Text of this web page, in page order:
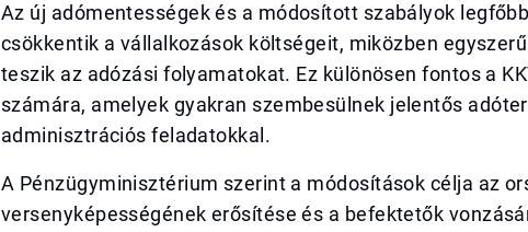
Az új adómentességek és a módosított szabályok
csökkentik a vállalkozások költségeit, miközben
teszik az adózási folyamatokat. Ez különösen fontos a
számára, amelyek gyakran szembesülnek jelentős
adminisztrációs feladatokkal.
A Pénzügyminisztérium szerint a módosítások célja az
versenyképességének erősítése és a befektetők